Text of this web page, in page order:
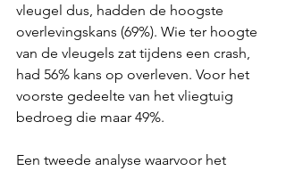
vleugel dus, hadden de hoogste
overlevingskans (69%). Wie ter hoogte
van de vleugels zat tijdens een crash,
had 56% kans op overleven. Voor het
voorste gedeelte van het vliegtuig
bedroeg die maar 49%.
Een tweede analyse waarvoor het